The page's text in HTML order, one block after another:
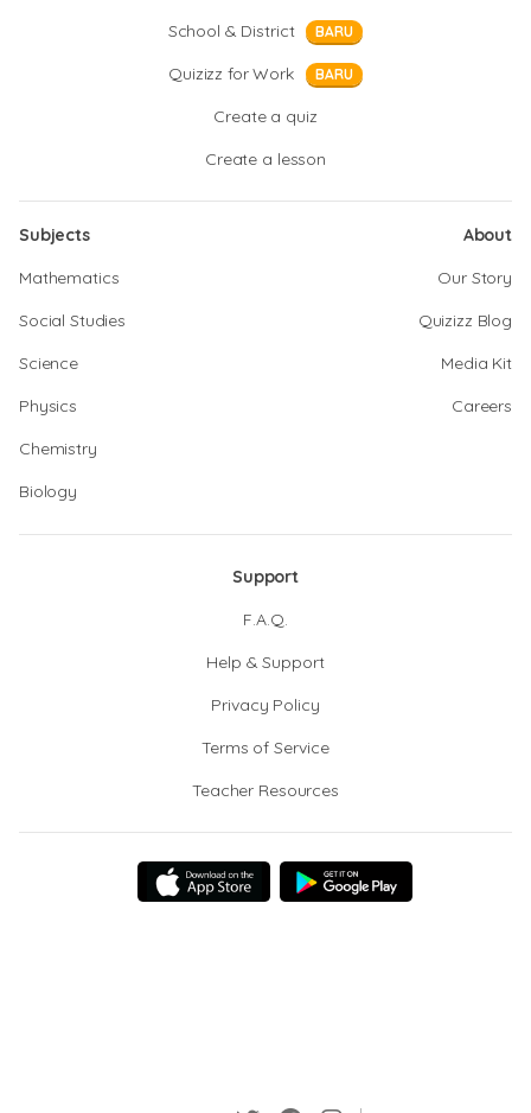
School & District
BARU
Quizizz for Work BARU
Create a quiz
Create a lesson
Subjects
Mathematics
Social Studies
Science
Physics
Chemistry
Biology
About
Our Story
Quizizz Blog
Media Kit
Careers
Support
F.A.Q.
Help & Support
Privacy Policy
Terms of Service
Teacher Resources